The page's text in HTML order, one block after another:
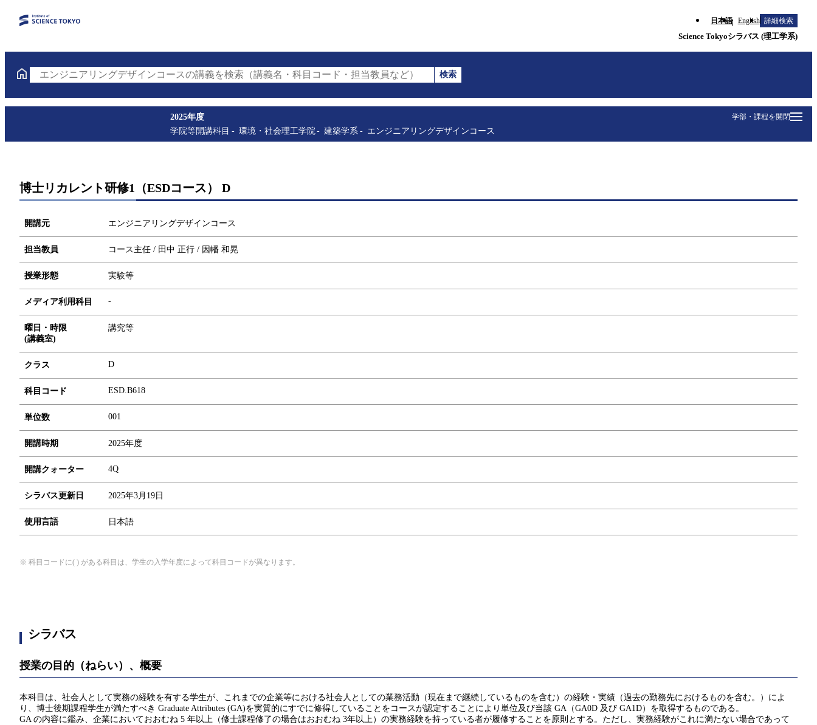
日本語 English 詳細検索
Science Tokyoシラバス (理工学系)
エンジニアリングデザインコースの講義を検索（講義名・科目コード・担当教員など）
検索
学部・課程を開閉
2025年度
学院等開講科目
環境・社会理工学院 建築学系 エンジニアリングデザインコース
博士リカレント研修1（ESDコース） D
開講元 エンジニアリングデザインコース
担当教員 コース主任 / 田中 正行 / 因幡 和晃
授業形態 実験等
メディア利用科目 -
曜日・時限
(講義室)
講究等
クラス D
科目コード ESD.B618
単位数 001
開講時期 2025年度
開講クォーター 4Q
シラバス更新日 2025年3月19日
使用言語 日本語
※ 科目コードに( ) がある科目は、学生の入学年度によって科目コードが異なります。
シラバス
授業の目的（ねらい）、概要
本科目は、社会人として実務の経験を有する学生が、これまでの企業等における社会人としての業務活動（現在まで継続しているものを含む）の経験・実績（過去の勤務先におけるものを含む。）によ
り、博士後期課程学生が満たすべき Graduate Attributes (GA)を実質的にすでに修得していることをコースが認定することにより単位及び当該 GA（GA0D 及び GA1D）を取得するものである。
GA の内容に鑑み、企業においておおむね 5 年以上（修士課程修了の場合はおおむね 3年以上）の実務経験を持っている者が履修することを原則とする。ただし、実務経験がこれに満たない場合であって